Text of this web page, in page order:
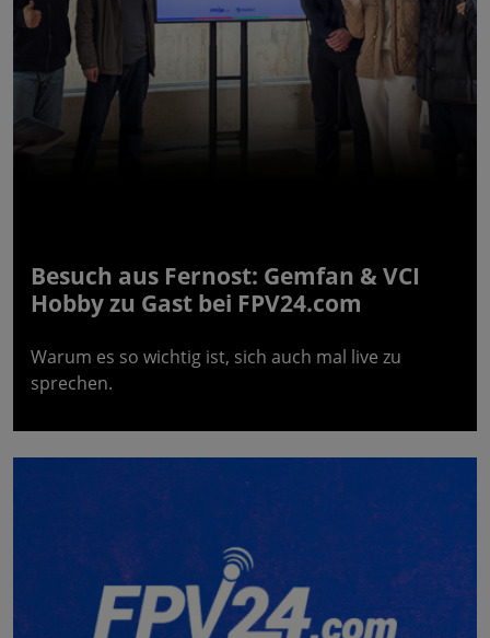
Besuch aus Fernost: Gemfan & VCI
Hobby zu Gast bei FPV24.com
Warum es so wichtig ist, sich auch mal live zu
sprechen.